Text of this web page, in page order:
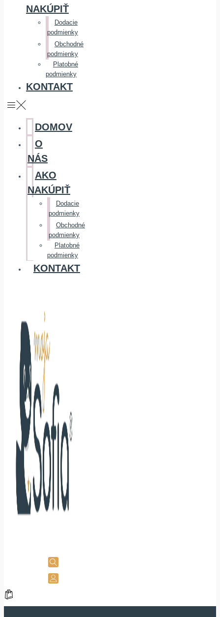
NAKÚPIŤ
Dodacie
podmienky
Obchodné
podmienky
Platobné
podmienky
KONTAKT
DOMOV
O
NÁS
AKO
NAKÚPIŤ
Dodacie
podmienky
Obchodné
podmienky
Platobné
podmienky
KONTAKT